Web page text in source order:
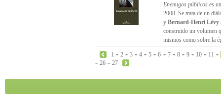
Enemigos públicoses
2008. Se trata de un
y Bernard-Henri Lévy
construido un volumen
mismos como sobre la
1 -2 -3 -4 -5 -6 - 7- 8- 9- 10- 11 -
- 26 - 27